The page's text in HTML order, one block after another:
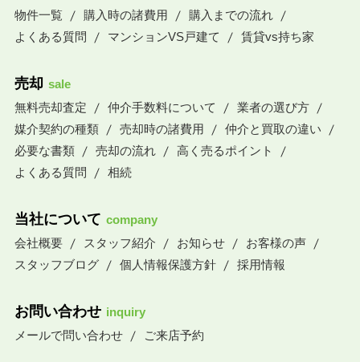
物件一覧
購入時の諸費用
購入までの流れ
よくある質問
マンションVS戸建て 賃貸vs持ち家
売却 sale
無料売却査定
仲介手数料について
業者の選び方
媒介契約の種類
売却時の諸費用
仲介と買取の違い
必要な書類
売却の流れ
高く売るポイント
よくある質問
相続
当社について company
会社概要
スタッフ紹介 お知らせ
お客様の声
スタッフブログ
個人情報保護方針 採用情報
お問い合わせ inquiry
メールで問い合わせ
ご来店予約